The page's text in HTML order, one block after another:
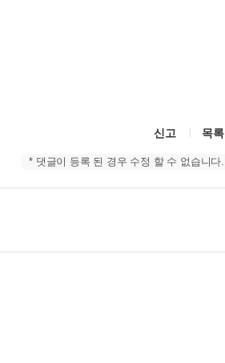
신고 목록
* 댓글이 등록 된 경우 수정 할 수 없습니다.